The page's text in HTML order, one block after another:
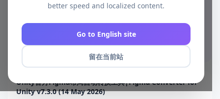
better speed and localized content.
Go to English site
留在当前站
Unity官方Figma布局自动转换工具|Figma Converter for
Unity v7.3.0 (14 May 2026)